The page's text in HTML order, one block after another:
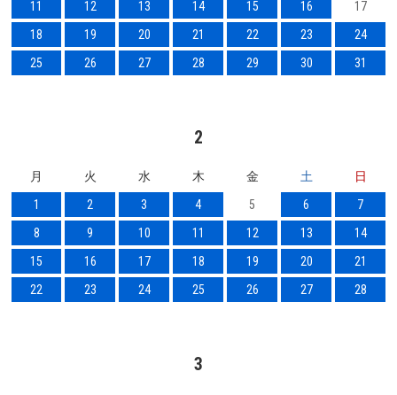
11
12 13 14 15 16
17
18
19 20 21 22 23
24
25
26 27 28 29 30 31
2
月 火 水 木 金 土
日
1
2 3 4 5 6
7
8
9 10 11 12 13
14
15
16 17 18 19 20
21
22
23 24 25 26 27 28
3